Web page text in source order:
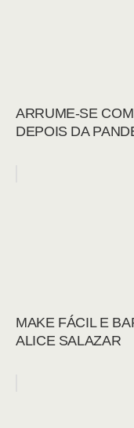
ARRUME-SE
DEPOIS DA
MAKE FÁCIL E
ALICE SALAZAR